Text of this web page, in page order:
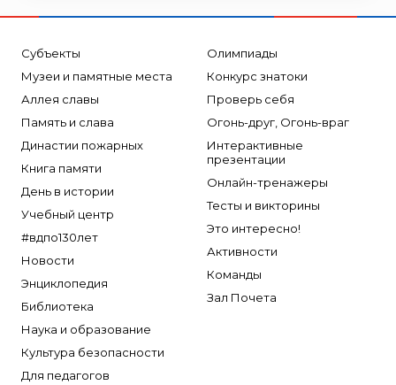
Субъекты
Музеи и памятные места
Аллея славы
Память и слава
Династии пожарных
Книга памяти
День в истории
Учебный центр
#вдпо130лет
Новости
Энциклопедия
Библиотека
Наука и образование
Культура безопасности
Для педагогов
Олимпиады
Конкурс знатоки
Проверь себя
Огонь-друг, Огонь-враг
Интерактивные
презентации
Онлайн-тренажеры
Тесты и викторины
Это интересно!
Активности
Команды
Зал Почета